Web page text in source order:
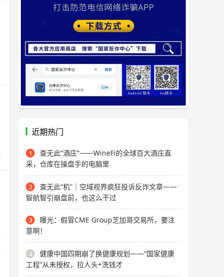
近期热门
1
查无此“酒庄”——WineFi的全球百大酒庄直
采，仓库在操盘手的电脑里
2
查无此“机”｜空域视界疯狂投诉反诈文章——
智航智引崩盘前，也这么干过
3
曝光：假冒CME Group芝加哥交易所，要注
意啊！
4
健康中国四期崩了换健康规划——“国家健康
工程”从未授权，拉人头+洗钱才